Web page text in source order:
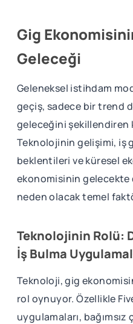
Gig
Geleceği
Geleneksel istihdam
geçiş, sadece bir trend
geleceğini şekillendiren
Teknolojinin gelişimi, iş
beklentileri ve küresel
ekonomisinin gelecekte
neden olacak temel
Teknolojinin Rolü:
İş Bulma
Teknoloji, gig
rol oynuyor. Özellikle
uygulamaları,